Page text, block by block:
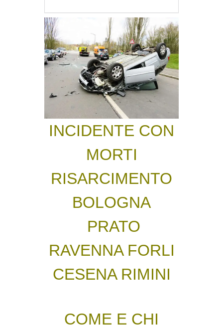
INCIDENTE CON
MORTI
RISARCIMENTO
BOLOGNA
PRATO
RAVENNA FORLI
CESENA RIMINI
COME E CHI